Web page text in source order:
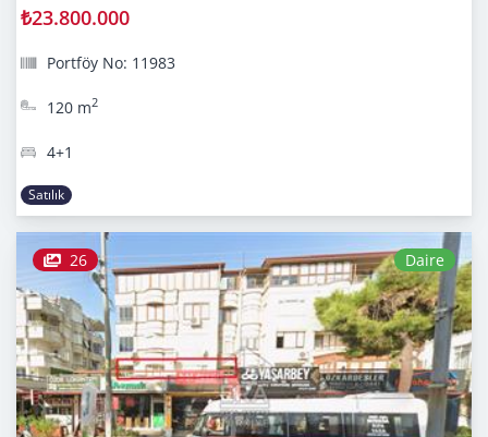
₺23.800.000
Portföy No: 11983
120 m2
4+1
Satılık
26 Daire